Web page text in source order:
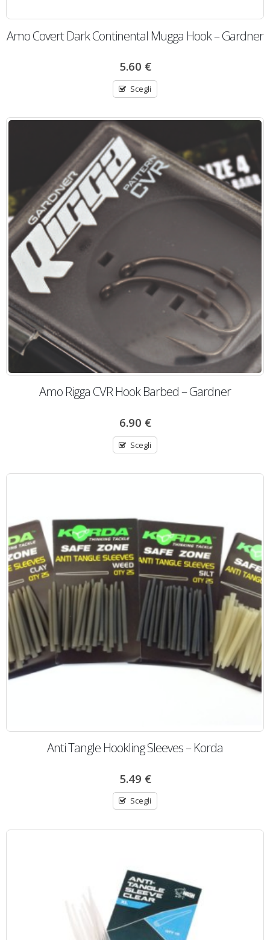
Amo Covert Dark Continental Mugga Hook – Gardner
5.60 €
Scegli
Amo Rigga CVR Hook Barbed – Gardner
6.90 €
Scegli
Anti Tangle Hookling Sleeves – Korda
5.49 €
Scegli